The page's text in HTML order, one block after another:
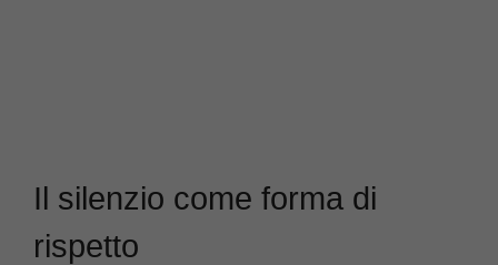
Il silenzio come forma di
rispetto